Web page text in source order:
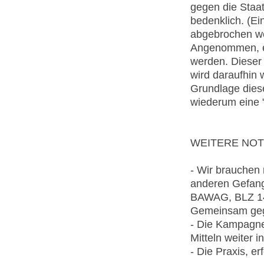
gegen die
bedenklich.
abgebrochen
Angenommen,
werden.
wird daraufhin
Grundlage
wiederum eine
WEITERE
- Wir brauchen
anderen
BAWAG, BLZ
Gemeinsam
- Die
Mitteln weiter
- Die Praxis,